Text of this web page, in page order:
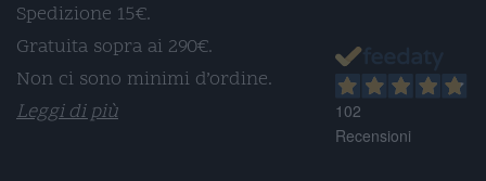
Spedizione 15€.
Gratuita sopra ai 290€.
Non ci sono minimi d’ordine.
Leggi di più
102
Recensioni